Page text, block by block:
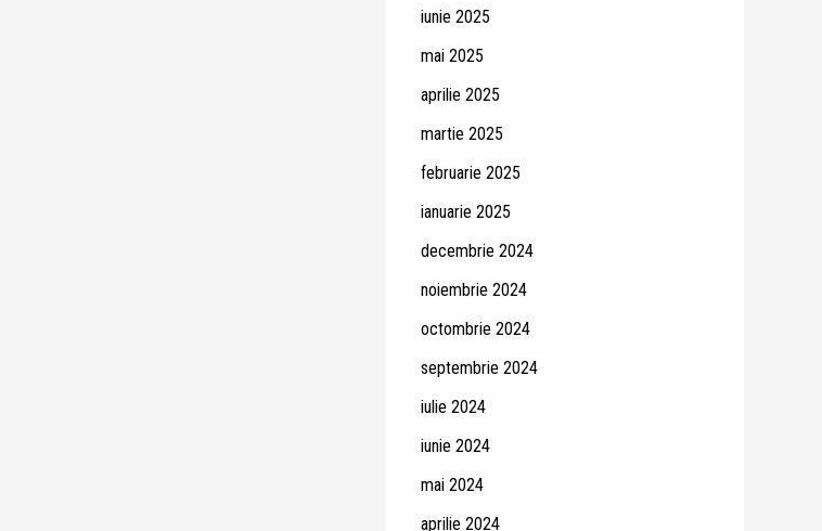
iunie 2025
mai 2025
aprilie 2025
martie 2025
februarie 2025
ianuarie 2025
decembrie 2024
noiembrie 2024
octombrie 2024
septembrie 2024
iulie 2024
iunie 2024
mai 2024
aprilie 2024